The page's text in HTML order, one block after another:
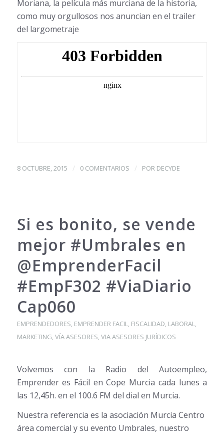
Moriana, la película más murciana de la historia,
como muy orgullosos nos anuncian en el trailer
del largometraje
8 OCTUBRE, 2015 / 0 COMENTARIOS / POR DECYDE
Si es bonito, se vende
mejor #Umbrales en
@EmprenderFacil
#EmpF302 #ViaDiario
Cap060
EMPRENDEDORES, EMPRENDER FACIL, FISCALIDAD, LABORAL,
MARKETING,VÍA ASESORES,VIA ASESORES JURÍDICOS
Volvemos con la Radio del Autoempleo,
Emprender es Fácil en Cope Murcia cada lunes a
las 12,45h. en el 100.6 FM del dial en Murcia.
Nuestra referencia es la asociación Murcia Centro
área comercial y su evento Umbrales, nuestro